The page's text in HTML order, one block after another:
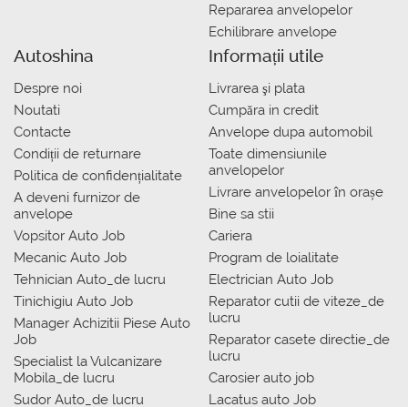
Repararea anvelopelor
Echilibrare anvelope
Autoshina
Despre noi
Noutati
Contacte
Condiții de returnare
Politica de confidențialitate
A deveni furnizor de
anvelope
Vopsitor Auto Job
Mecanic Auto Job
Tehnician Auto_de lucru
Tinichigiu Auto Job
Manager Achizitii Piese Auto
Job
Specialist la Vulcanizare
Mobila_de lucru
Sudor Auto_de lucru
Informații utile
Livrarea şi plata
Сumpăra in credit
Anvelope dupa automobil
Toate dimensiunile
anvelopelor
Livrare anvelopelor în orașe
Bine sa stii
Cariera
Program de loialitate
Electrician Auto Job
Reparator cutii de viteze_de
lucru
Reparator casete directie_de
lucru
Carosier auto job
Lacatus auto Job